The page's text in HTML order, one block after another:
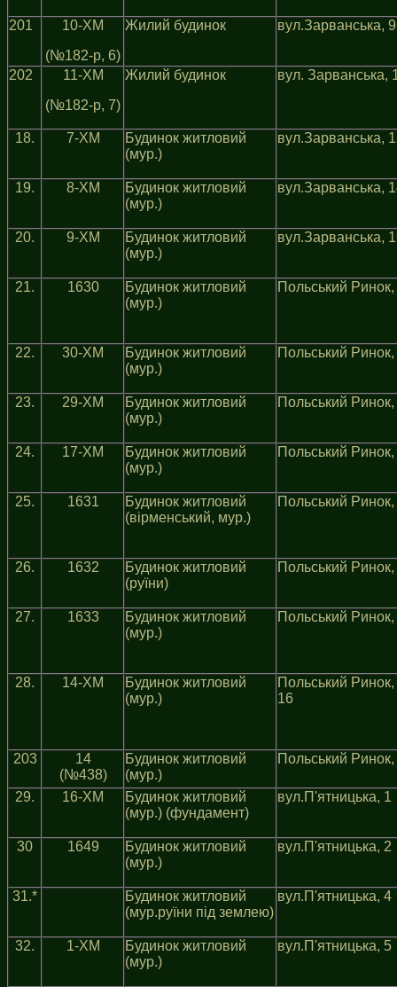
201
10-ХМ
(№182-р, 6)
Жилий будинок вул.Зарванська, 9
202
11-ХМ
(№182-р, 7)
Жилий будинок вул. Зарванська,
18. 7-ХМ
Будинок житловий
(мур.)
вул.Зарванська,
19. 8-ХМ
Будинок житловий
(мур.)
вул.Зарванська,
20. 9-ХМ
Будинок житловий
(мур.)
вул.Зарванська,
21. 1630
Будинок житловий
(мур.)
Польський Ринок,
22. 30-ХМ
Будинок житловий
(мур.)
Польський Ринок,
23. 29-ХМ
Будинок житловий
(мур.)
Польський
24. 17-ХМ
Будинок житловий
(мур.)
Польський Ринок,
25. 1631
Будинок житловий
(вiрменський, мур.)
Польський Ринок,
26. 1632
Будинок житловий
(руїни)
Польський
27. 1633
Будинок житловий
(мур.)
Польський
28. 14-ХМ
Будинок житловий
(мур.)
Польський
16
203
14
(№438)
Будинок житловий
(мур.)
Польський
29. 16-ХМ
Будинок житловий
(мур.) (фундамент)
вул.П'ятницька, 1
30 1649
Будинок житловий
(мур.)
вул.П'ятницька, 2
31.*
Будинок житловий
(мур.руїни під землею)
вул.П'ятницька, 4
32. 1-ХМ
Будинок житловий
(мур.)
вул.П'ятницька, 5